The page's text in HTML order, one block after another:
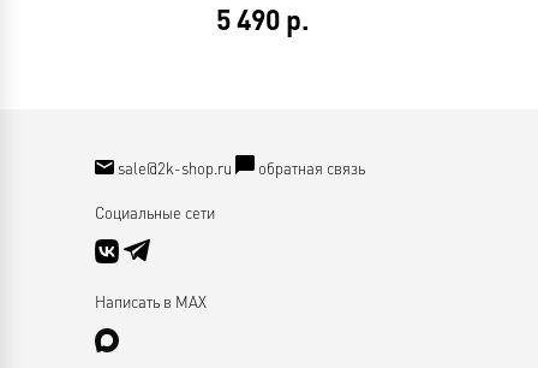
5 490 р.
sale@2k-shop.ru обратная связь
Социальные сети
Написать в MAX